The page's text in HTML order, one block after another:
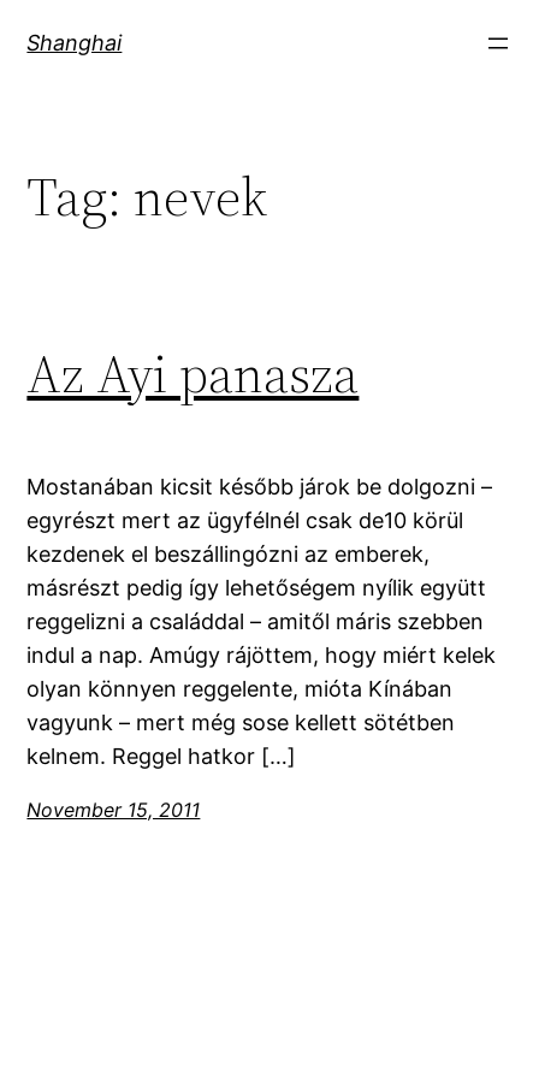
Shanghai
Tag: nevek
Az Ayi panasza
Mostanában kicsit később járok be dolgozni –
egyrészt mert az ügyfélnél csak de10 körül
kezdenek el beszállingózni az emberek,
másrészt pedig így lehetőségem nyílik együtt
reggelizni a családdal – amitől máris szebben
indul a nap. Amúgy rájöttem, hogy miért kelek
olyan könnyen reggelente, mióta Kínában
vagyunk – mert még sose kellett sötétben
kelnem. Reggel hatkor […]
November 15, 2011